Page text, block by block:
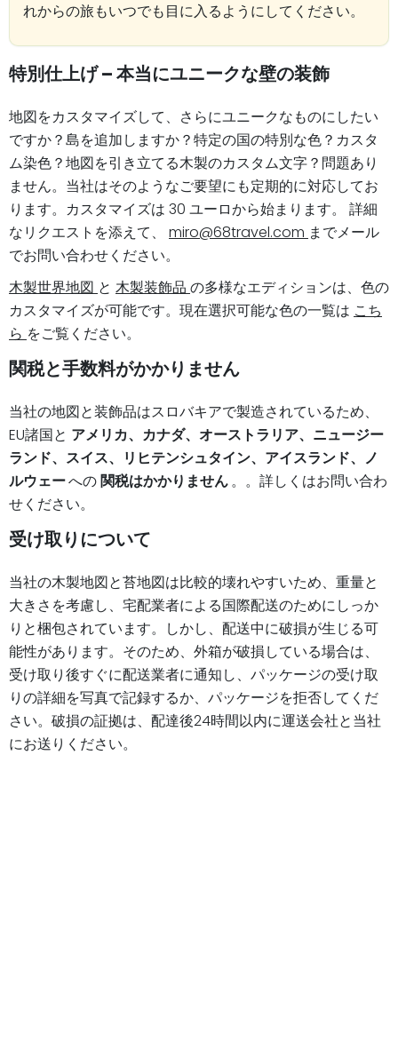
れからの旅もいつでも目に入るようにしてください。
特別仕上げ – 本当にユニークな壁の装飾
地図をカスタマイズして、さらにユニークなものにしたい
ですか？島を追加しますか？特定の国の特別な色？カスタ
ム染色？地図を引き立てる木製のカスタム文字？問題あり
ません。当社はそのようなご要望にも定期的に対応してお
ります。カスタマイズは 30 ユーロから始まります。 詳細
なリクエストを添えて、 miro@68travel.com までメール
でお問い合わせください。
木製世界地図 と 木製装飾品 の多様なエディションは、色の
カスタマイズが可能です。現在選択可能な色の一覧は こち
ら をご覧ください。
関税と手数料がかかりません
当社の地図と装飾品はスロバキアで製造されているため、
EU諸国と アメリカ、カナダ、オーストラリア、ニュージー
ランド、スイス、リヒテンシュタイン、アイスランド、ノ
ルウェーへの関税はかかりません。。詳しくはお問い合わ
せください。
受け取りについて
当社の木製地図と苔地図は比較的壊れやすいため、重量と
大きさを考慮し、宅配業者による国際配送のためにしっか
りと梱包されています。しかし、配送中に破損が生じる可
能性があります。そのため、外箱が破損している場合は、
受け取り後すぐに配送業者に通知し、パッケージの受け取
りの詳細を写真で記録するか、パッケージを拒否してくだ
さい。破損の証拠は、配達後24時間以内に運送会社と当社
にお送りください。